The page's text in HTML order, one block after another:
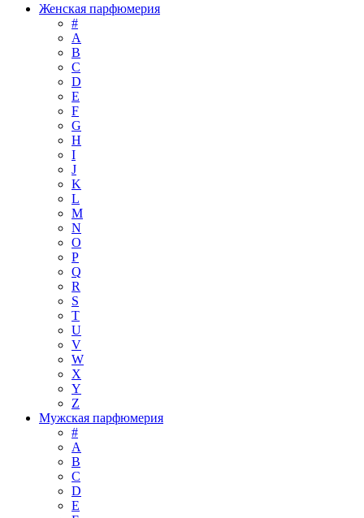
Женская парфюмерия
#
А
B
C
D
E
F
G
H
I
J
K
L
M
N
O
P
Q
R
S
T
U
V
W
X
Y
Z
Мужская парфюмерия
#
A
B
C
D
E